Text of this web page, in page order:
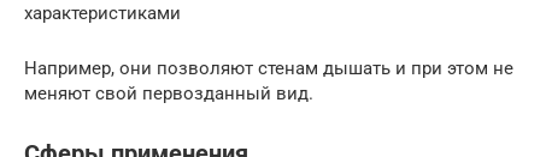
характеристиками
Например, они позволяют стенам дышать и при этом не
меняют свой первозданный вид.